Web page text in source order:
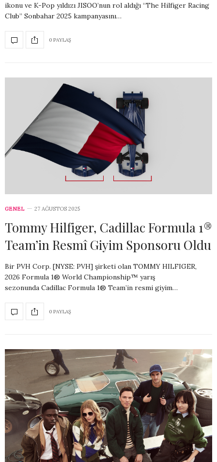
ikonu ve K-Pop yıldızı JISOO’nun rol aldığı “The Hilfiger Racing
Club” Sonbahar 2025 kampanyasını…
0 PAYLAŞ
GENEL 27 AĞUSTOS 2025
Tommy Hilfiger, Cadillac Formula 1®
Team’in Resmî Giyim Sponsoru Oldu
Bir PVH Corp. [NYSE: PVH] şirketi olan TOMMY HILFIGER,
2026 Formula 1® World Championship™ yarış
sezonunda Cadillac Formula 1® Team’in resmi giyim…
0 PAYLAŞ